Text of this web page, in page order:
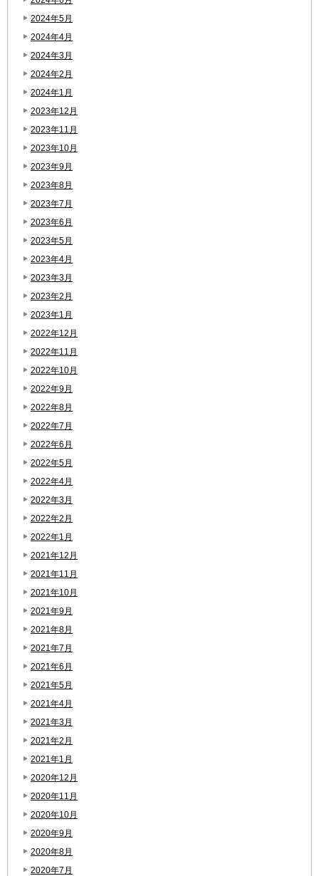
2024年5月
2024年4月
2024年3月
2024年2月
2024年1月
2023年12月
2023年11月
2023年10月
2023年9月
2023年8月
2023年7月
2023年6月
2023年5月
2023年4月
2023年3月
2023年2月
2023年1月
2022年12月
2022年11月
2022年10月
2022年9月
2022年8月
2022年7月
2022年6月
2022年5月
2022年4月
2022年3月
2022年2月
2022年1月
2021年12月
2021年11月
2021年10月
2021年9月
2021年8月
2021年7月
2021年6月
2021年5月
2021年4月
2021年3月
2021年2月
2021年1月
2020年12月
2020年11月
2020年10月
2020年9月
2020年8月
2020年7月